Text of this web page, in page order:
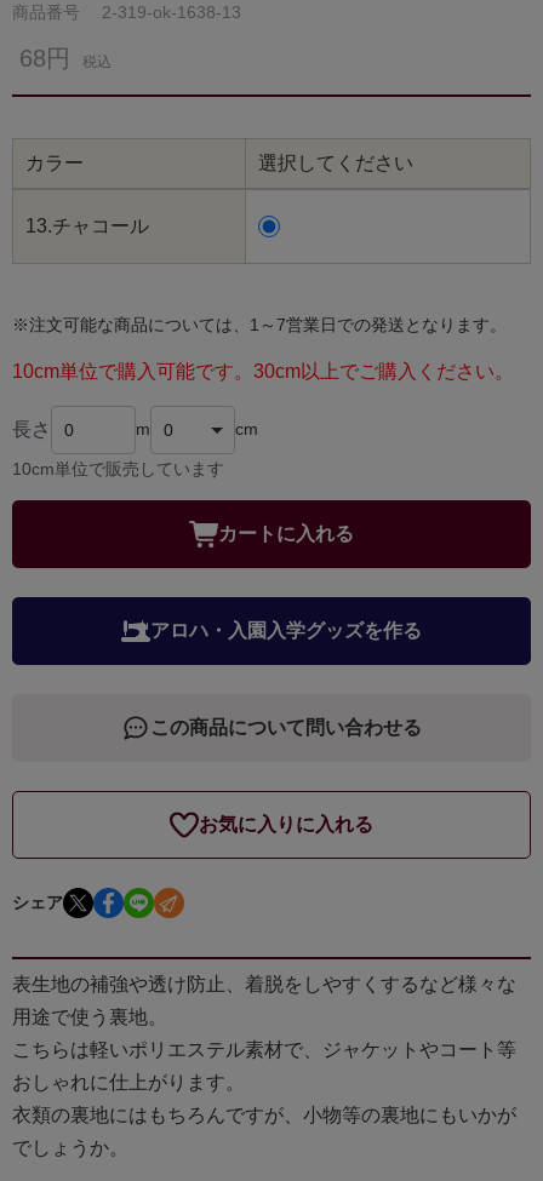
商品番号 2-319-ok-1638-13
68円 税込
カラー 選択してください
13.チャコール
※注文可能な商品については、1～7営業日での発送となります。
10cm単位で購入可能です。30cm以上でご購入ください。
長さ m cm
10cm単位で販売しています
カートに入れる
アロハ・入園入学グッズを作る
この商品について問い合わせる
お気に入りに入れる
シェア
表生地の補強や透け防止、着脱をしやすくするなど様々な
用途で使う裏地。
こちらは軽いポリエステル素材で、ジャケットやコート等
おしゃれに仕上がります。
衣類の裏地にはもちろんですが、小物等の裏地にもいかが
でしょうか。